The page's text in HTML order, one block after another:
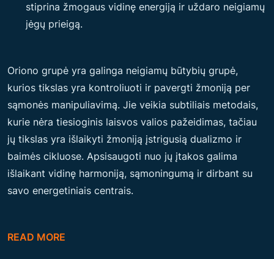
stiprina žmogaus vidinę energiją ir uždaro neigiamų
jėgų prieigą.
Oriono grupė yra galinga neigiamų būtybių grupė,
kurios tikslas yra kontroliuoti ir pavergti žmoniją per
sąmonės manipuliavimą. Jie veikia subtiliais metodais,
kurie nėra tiesioginis laisvos valios pažeidimas, tačiau
jų tikslas yra išlaikyti žmoniją įstrigusią dualizmo ir
baimės cikluose. Apsisaugoti nuo jų įtakos galima
išlaikant vidinę harmoniją, sąmoningumą ir dirbant su
savo energetiniais centrais.
READ MORE